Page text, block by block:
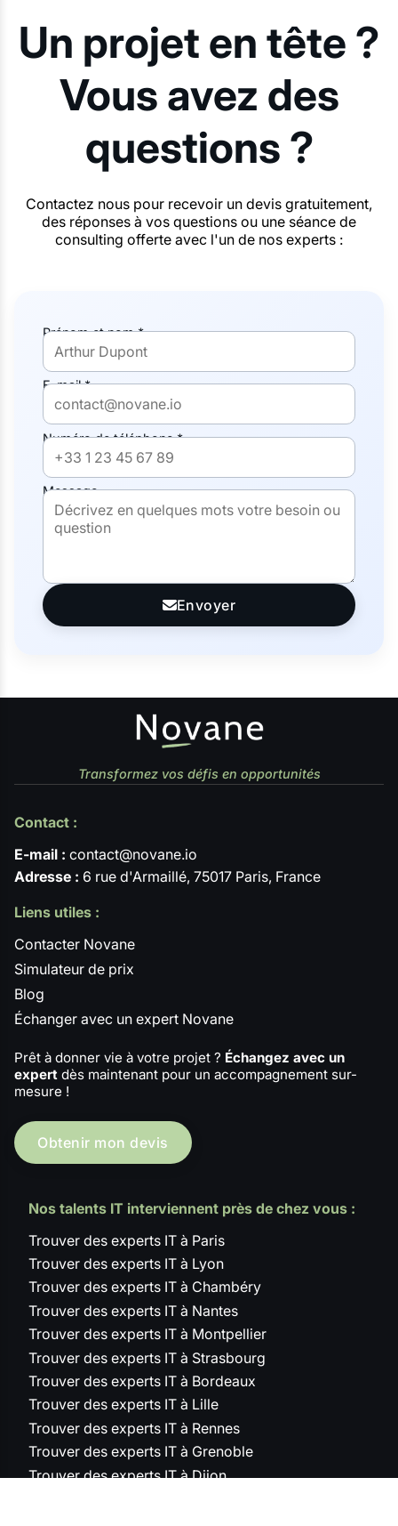
Un projet en tête ?
Vous avez des
questions ?
Contactez nous pour recevoir un devis gratuitement,
des réponses à vos questions ou une séance de
consulting offerte avec l'un de nos experts :
Prénom et nom *
E-mail *
Numéro de téléphone *
Message
Envoyer
Transformez vos défis en opportunités
Contact :
E-mail : contact@novane.io
Adresse : 6 rue d'Armaillé, 75017 Paris, France
Liens utiles :
Contacter Novane
Simulateur de prix
Blog
Échanger avec un expert Novane
Prêt à donner vie à votre projet ? Échangez avec un
expert dès maintenant pour un accompagnement sur-
mesure !
Obtenir mon devis
Nos talents IT interviennent près de chez vous :
Trouver des experts IT à Paris
Trouver des experts IT à Lyon
Trouver des experts IT à Chambéry
Trouver des experts IT à Nantes
Trouver des experts IT à Montpellier
Trouver des experts IT à Strasbourg
Trouver des experts IT à Bordeaux
Trouver des experts IT à Lille
Trouver des experts IT à Rennes
Trouver des experts IT à Grenoble
Trouver des experts IT à Dijon